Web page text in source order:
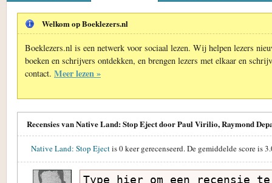
Welkom op Boeklezers.nl
Boeklezers.nl is een netwerk voor sociaal lezen. Wij helpen lezers
boeken en schrijvers ontdekken, en brengen lezers met elkaar en
contact. Meer lezen »
Recensies van Native Land: Stop Eject door Paul Virilio, Raymond
Native Land: Stop Ejectis0keer gerecenseerd. De gemiddelde score is